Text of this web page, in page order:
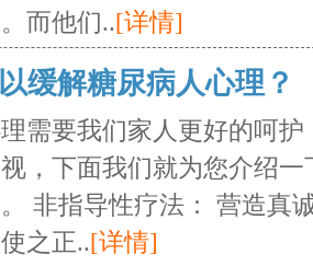
而他们..[详情]
缓解糖尿病人心理？
需要我们家人更好的呵
，下面我们就为您介绍
非指导性疗法： 营造真
之正..[详情]